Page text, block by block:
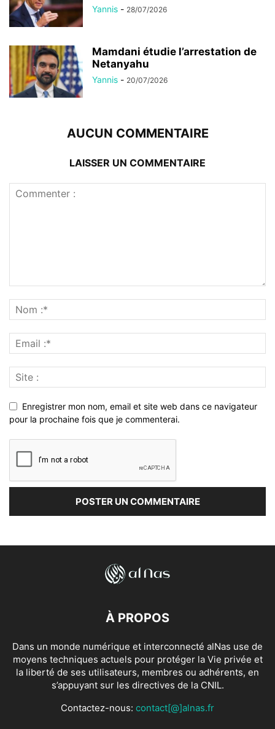
Yannis - 28/07/2026
Mamdani étudie l’arrestation de
Netanyahu
Yannis - 20/07/2026
AUCUN COMMENTAIRE
LAISSER UN COMMENTAIRE
Enregistrer mon nom, email et site web dans ce navigateur
pour la prochaine fois que je commenterai.
À PROPOS
Dans un monde numérique et interconnecté alNas use de
moyens techniques actuels pour protéger la Vie privée et
la liberté de ses utilisateurs, membres ou adhérents, en
s’appuyant sur les directives de la CNIL.
Contactez-nous: contact[@]alnas.fr